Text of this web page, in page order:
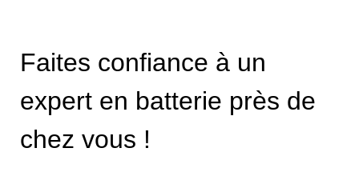
Faites confiance à un
expert en batterie près de
chez vous !